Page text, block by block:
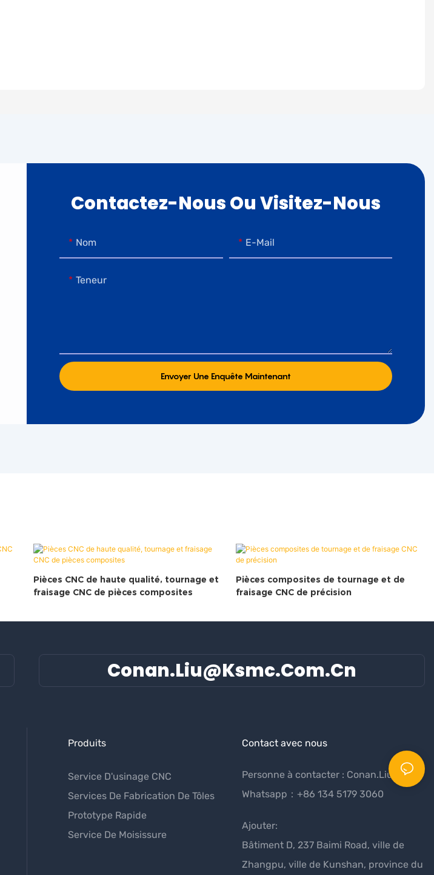
Contactez-Nous Ou Visitez-Nous
Nom E-Mail
Teneur
Envoyer Une Enquête Maintenant
Pièces CNC de haute qualité, tournage et
fraisage CNC de pièces composites
Pièces composites de tournage et de
fraisage CNC de précision
Conan.liu@ksmc.com.cn
Produits
Service D'usinage CNC
Services De Fabrication De Tôles
Prototype Rapide
Service De Moisissure
Contact avec nous
Personne à contacter : Conan.Liu
Whatsapp：+86 134 5179 3060
Ajouter:
Bâtiment D, 237 Baimi Road, ville de
Zhangpu, ville de Kunshan, province du